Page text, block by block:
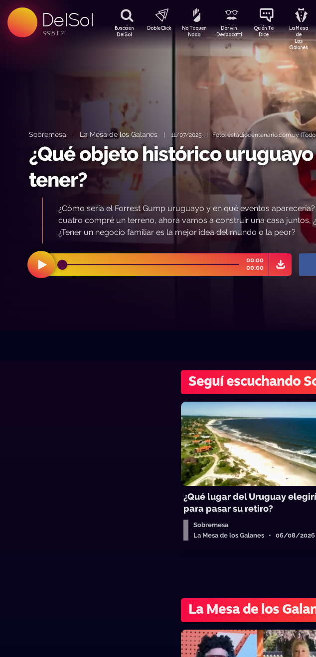
DelSol
99.5 FM
Buscá en
DelSol
DobleClick
No Toquen
Nada
Darwin
Desbocatti
Quién Te
Dice
La Mesa
de
Los
Galanes
Sobremesa | La Mesa de los Galanes | 11/07/2025 | Foto: estadiocentenario.com.uy
¿Qué objeto histórico
tener?
¿Cómo sería el Forrest Gump uruguayo y en qué eventos
cuatro compré un terreno, ahora vamos a construir una casa juntos,
¿Tener un negocio familiar es la mejor idea del mundo o la peor?
00:00
00:00
Seguí escuchando
¿Qué lugar del Uruguay
para pasar su retiro?
Sobremesa
La Mesa de los Galanes • 06/08/2026
La Mesa de los